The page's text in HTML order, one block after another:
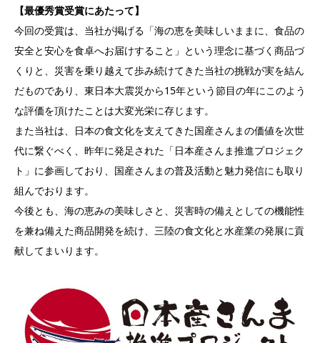
【最優秀賞受賞にあたって】
今回の受賞は、当社が掲げる「海の恵を美味しいままに、食品の
安全と安心を食卓へお届けすること」という理念に基づく商品づ
くりと、災害を乗り越えて歩み続けてきた当社の挑戦が実を結ん
だものであり、東日本大震災から15年という節目の年にこのよう
な評価を頂けたことは大変光栄に存じます。
また当社は、日本の食文化を支えてきた国産さんまの価値を次世
代に繋ぐべく、昨年に発足された「日本産さんま推進プロジェク
ト」に参画しており、国産さんまの普及活動と魅力発信にも取り
組んでおります。
今後とも、海の恵みの美味しさと、災害時の備えとしての機能性
を兼ね備えた商品開発を続け、三陸の食文化と水産業の発展に貢
献してまいります。